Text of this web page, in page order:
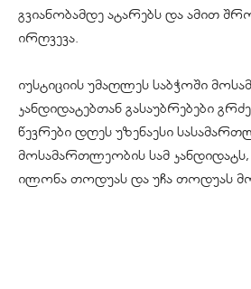
გვიანობამდე ატარებს და ამით
ირღვევა.
იუსტიციის უმაღლეს საბჭოში
კანდიდატებთან გასაუბრებები
წევრები დღეს უზენაესი
მოსამართლეობის სამ კანდიდატს,
ილონა თოდუას და უჩა თოდუას